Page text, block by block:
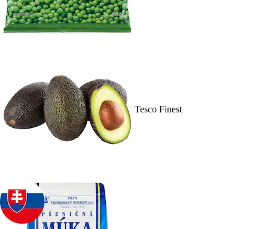
Tesco Finest